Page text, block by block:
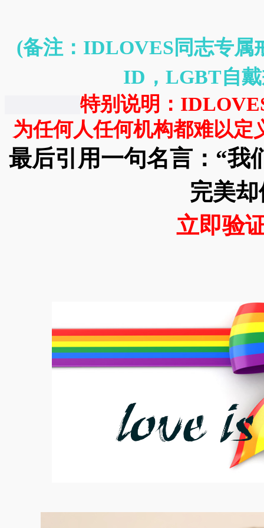
(备注：IDLOVES同志专属
ID，LGBT自
特别说明：
为任何人任何机构都难以定
最后引用一句名言：“我
完美
立即验